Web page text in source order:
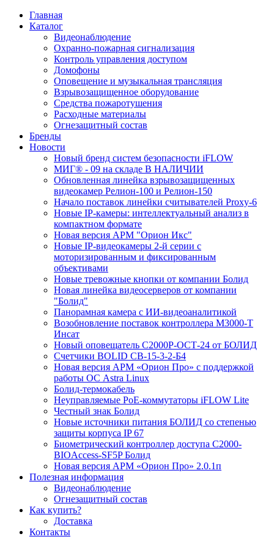
Главная
Каталог
Видеонаблюдение
Охранно-пожарная сигнализация
Контроль управления доступом
Домофоны
Оповещение и музыкальная трансляция
Взрывозащищенное оборудование
Средства пожаротушения
Расходные материалы
Огнезащитный состав
Бренды
Новости
Новый бренд систем безопасности iFLOW
МИГ® - 09 на складе В НАЛИЧИИ
Обновленная линейка взрывозащищенных
видеокамер Релион-100 и Релион-150
Начало поставок линейки считывателей Proxy-6
Новые IP-камеры: интеллектуальный анализ в
компактном формате
Новая версия АРМ "Орион Икс"
Новые IP-видеокамеры 2-й серии с
моторизированным и фиксированным
объективами
Новые тревожные кнопки от компании Болид
Новая линейка видеосерверов от компании
"Болид"
Панорамная камера с ИИ-видеоаналитикой
Возобновление поставок контроллера М3000-Т
Инсат
Новый оповещатель С2000Р-ОСТ-24 от БОЛИД
Счетчики BOLID СВ-15-3-2-Б4
Новая версия АРМ «Орион Про» с поддержкой
работы ОС Astra Linux
Болид-термокабель
Неуправляемые PoE-коммутаторы iFLOW Lite
Честный знак Болид
Новые источники питания БОЛИД со степенью
защиты корпуса IP 67
Биометрический контроллер доступа С2000-
BIOAccess-SF5P Болид
Новая версия АРМ «Орион Про» 2.0.1п
Полезная информация
Видеонаблюдение
Огнезащитный состав
Как купить?
Доставка
Контакты